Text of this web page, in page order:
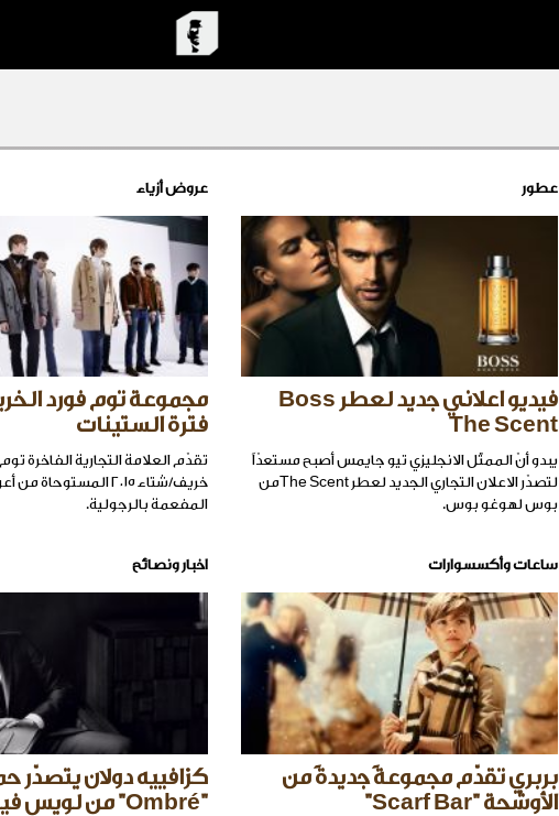
عطور
فيديو اعلاني جديد لعطر Boss
The Scent
يبدو أنّ الممثّل الانجليزي تيو جايمس أصبح مستعدّاً
لتصدّر الاعلان التجاري الجديد لعطر The Scentمن
بوس لهوغو بوس.
عروض أزياء
مجموعة توم فورد
فترة الستينات
تقدّم العلامة التجارية الفاخرة
خريف/شتاء ٢٠١٥
المفعمة بالرجولية.
ساعات وأكسسوارات
بربري تقدّم مجموعةً جديدةً من
الأوشحة "Scarf Bar"
اخبار ونصائح
كزافييه دولان يتصدّر
"Ombré" من لويس فيتون